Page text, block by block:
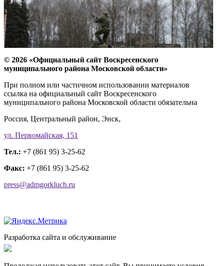
© 2026 «Официальный сайт Воскресенского
муниципального района Московской области»
При полном или частичном использовании материалов
ссылка на официальный сайт Воскресенского
муниципального района Московской области обязательна
Россия, Центральный район, Энск,
ул. Первомайская, 151
Тел.: +7 (861 95) 3-25-62
Факс: +7 (861 95) 3-25-62
press@admgorkluch.ru
Разработка сайта и обслуживание